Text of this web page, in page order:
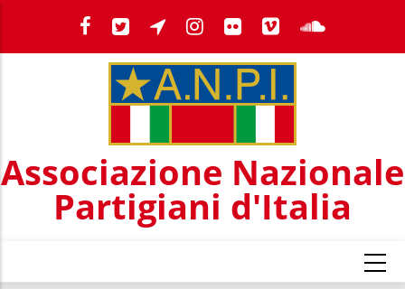
contenuto
Associazione Nazionale
Partigiani d'Italia